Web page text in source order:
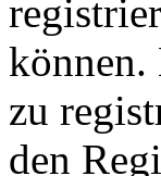
können.
zu
den